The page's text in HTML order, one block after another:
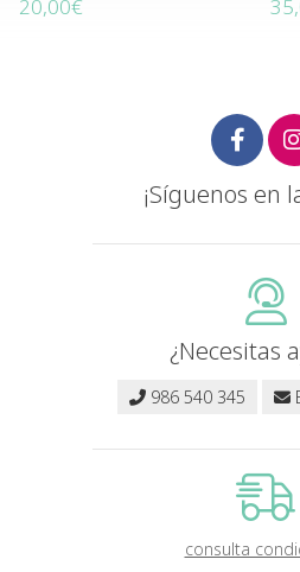
20,00€
¡Síguenos en
¿Necesitas
986 540 345
consulta